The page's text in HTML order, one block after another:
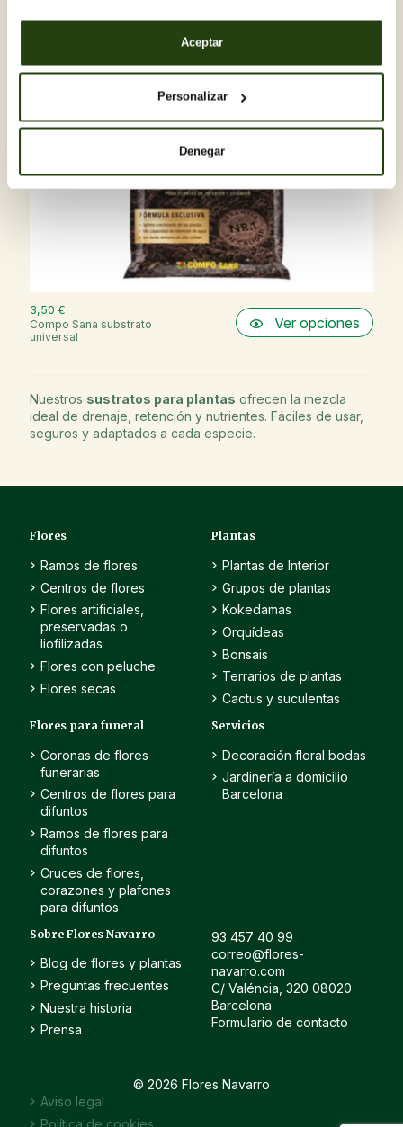
Aceptar
Personalizar
Denegar
3,50 €
Compo Sana substrato
universal
Ver opciones
Nuestros sustratos para plantas ofrecen la mezcla
ideal de drenaje, retención y nutrientes. Fáciles de usar,
seguros y adaptados a cada especie.
Flores
Ramos de flores
Centros de flores
Flores artificiales,
preservadas o
liofilizadas
Flores con peluche
Flores secas
Plantas
Plantas de Interior
Grupos de plantas
Kokedamas
Orquídeas
Bonsais
Terrarios de plantas
Cactus y suculentas
Flores para funeral
Coronas de flores
funerarias
Centros de flores para
difuntos
Ramos de flores para
difuntos
Cruces de flores,
corazones y plafones
para difuntos
Servicios
Decoración floral bodas
Jardinería a domicilio
Barcelona
Sobre Flores Navarro
Blog de flores y plantas
Preguntas frecuentes
Nuestra historia
Prensa
93 457 40 99
correo@flores-
navarro.com
C/ Valéncia, 320 08020
Barcelona
Formulario de contacto
© 2026 Flores Navarro
Aviso legal
Política de cookies